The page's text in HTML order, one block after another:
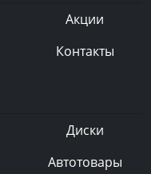
Акции
Контакты
Диски
Автотовары